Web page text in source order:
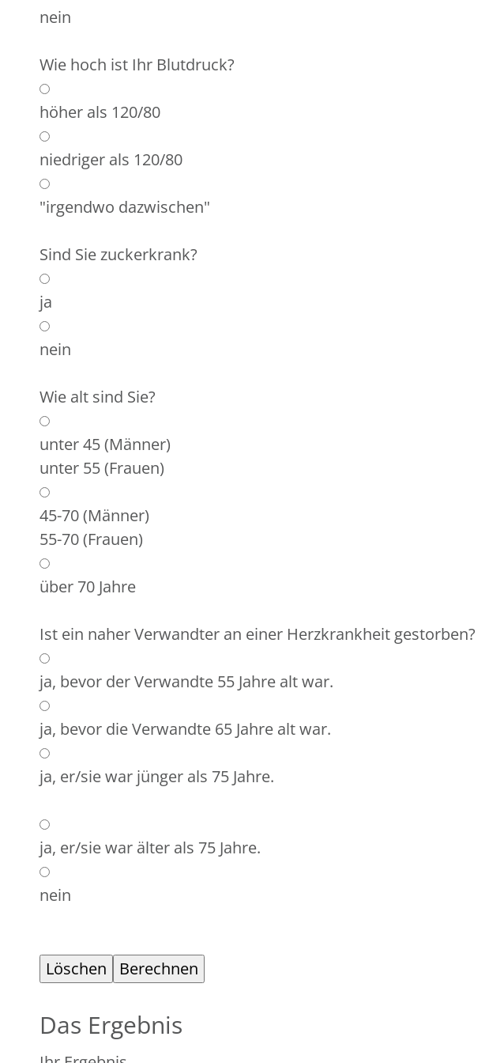
nein
Wie hoch ist Ihr Blutdruck?
höher als 120/80
niedriger als 120/80
"irgendwo dazwischen"
Sind Sie zuckerkrank?
ja
nein
Wie alt sind Sie?
unter 45 (Männer)
unter 55 (Frauen)
45-70 (Männer)
55-70 (Frauen)
über 70 Jahre
Ist ein naher Verwandter an einer Herzkrankheit gestorben?
ja, bevor der Verwandte 55 Jahre alt war.
ja, bevor die Verwandte 65 Jahre alt war.
ja, er/sie war jünger als 75 Jahre.
ja, er/sie war älter als 75 Jahre.
nein
Das Ergebnis